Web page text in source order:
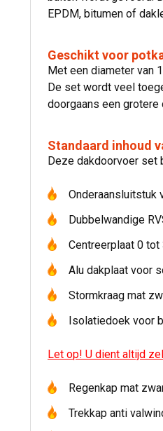
EPDM, bitumen of
Geschikt voor
Met een diameter van
De set wordt veel
doorgaans een grotere
Standaard inhoud
Deze dakdoorvoer set
Onderaansluitstuk
Dubbelwandige
Centreerplaat 0
Alu dakplaat voor
Stormkraag mat
Isolatiedoek voor
Let op! U dient altijd
Regenkap mat
Trekkap anti